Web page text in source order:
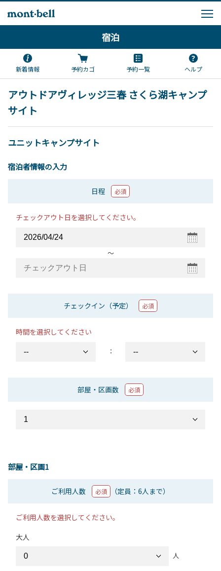
宿泊
新着情報 予約カゴ 予約一覧 ヘルプ
アウトドアヴィレッジ三春 さくら湖キャンプ
サイト
ユニットキャンプサイト
宿泊者情報の入力
日程 必須
チェックアウト日を選択してください。
〜
チェックイン（予定） 必須
時間を選択してください
：
部屋・区画数 必須
部屋・区画1
ご利用人数 必須 （定員：6人まで）
ご利用人数を選択してください。
大人
人